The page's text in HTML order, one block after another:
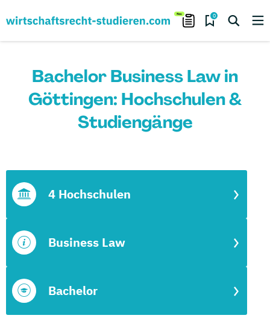
0
Bachelor Business Law in
Göttingen: Hochschulen &
Studiengänge
Bachelor
Business Law
4 Hochschulen